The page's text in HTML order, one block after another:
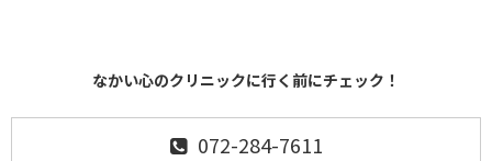
なかい心のクリニックに行く前にチェック！
072-284-7611